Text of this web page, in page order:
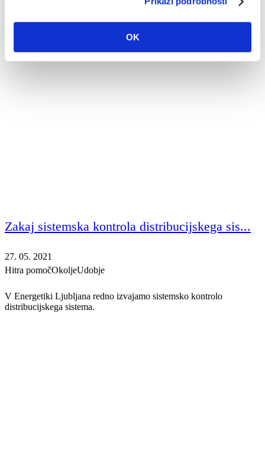
OK
V mesecu maju 2021 je bil objavljen stečaj družbe Mastra d.o.o.
Zakaj sistemska kontrola distribucijskega sis...
27. 05. 2021
Hitra pomočOkoljeUdobje
V Energetiki Ljubljana redno izvajamo sistemsko kontrolo
distribucijskega sistema.